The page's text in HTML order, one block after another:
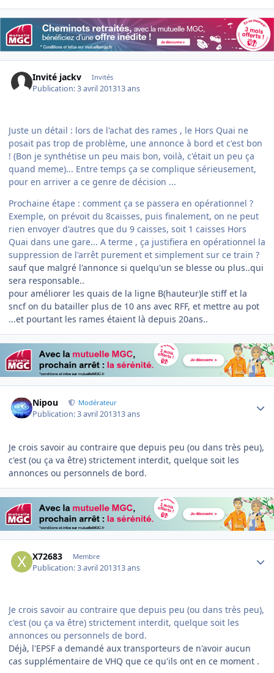
Invité jackv Invités
Publication:3 avril 201313 ans
Juste un détail : lors de l'achat des rames , le Hors Quai ne
posait pas trop de problème, une annonce à bord et c'est bon
! (Bon je synthétise un peu mais bon, voilà, c'était un peu ça
quand meme)... Entre temps ça se complique sérieusement,
pour en arriver a ce genre de décision ...
Prochaine étape : comment ça se passera en opérationnel ?
Exemple, on prévoit du 8caisses, puis finalement, on ne peut
rien envoyer d'autres que du 9 caisses, soit 1 caisses Hors
Quai dans une gare... A terme , ça justifiera en opérationnel la
suppression de l'arrêt purement et simplement sur ce train ?
sauf que malgré l'annonce si quelqu'un se blesse ou plus..qui
sera responsable..
pour améliorer les quais de la ligne B(hauteur)le stiff et la
sncf on du batailler plus de 10 ans avec RFF, et mettre au pot
...et pourtant les rames étaient là depuis 20ans..
Nipou Modérateur
Publication:3 avril 201313 ans
Je crois savoir au contraire que depuis peu (ou dans très peu),
c'est (ou ça va être) strictement interdit, quelque soit les
annonces ou personnels de bord.
X72683 Membre
Publication:3 avril 201313 ans
Je crois savoir au contraire que depuis peu (ou dans très peu),
c'est (ou ça va être) strictement interdit, quelque soit les
annonces ou personnels de bord.
Déjà, l'EPSF a demandé aux transporteurs de n'avoir aucun
cas supplémentaire de VHQ que ce qu'ils ont en ce moment .